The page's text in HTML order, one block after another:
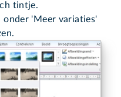
tintje.
onder 'Meer variaties'